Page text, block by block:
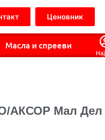
Ценовник
Масла и спрееви
АКСОР Мал Дел